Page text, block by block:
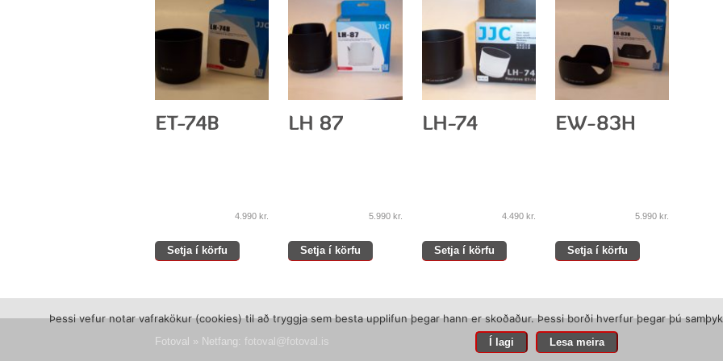
4.990kr.
Setja í körfu
5.990 kr.
Setja í körfu
4.490 kr.
Setja í körfu
5.990kr.
Setja í körfu
Fotoval » Netfang: fotoval@fotoval.is
Þessi vefur notar vafrakökur (cookies) til að tryggja sem besta upplifun þegar hann er skoðaður. Þessi borði hverfur þegar þú
Í lagi Lesa meira